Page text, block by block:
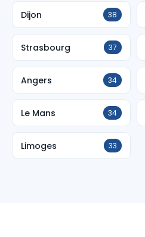
Dijon 38
Strasbourg 37
Angers 34
Le Mans 34
Limoges 33